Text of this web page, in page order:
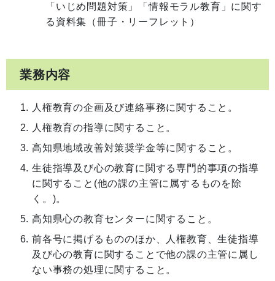
「いじめ問題対策」「情報モラル教育」に関す
る資料集（冊子・リーフレット）
業務内容
人権教育の企画及び連絡事務に関すること。
人権教育の指導に関すること。
高知県地域改善対策奨学金等に関すること。
生徒指導及び心の教育に関する専門的事項の指導
に関すること(他の課の主管に属するものを除
く。)。
高知県心の教育センターに関すること。
前各号に掲げるもののほか、人権教育、生徒指導
及び心の教育に関することで他の課の主管に属し
ない事務の処理に関すること。